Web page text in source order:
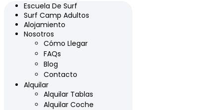
Escuela De Surf
Surf Camp Adultos
Alojamiento
Nosotros
Cómo Llegar
FAQs
Blog
Contacto
Alquilar
Alquilar Tablas
Alquilar Coche